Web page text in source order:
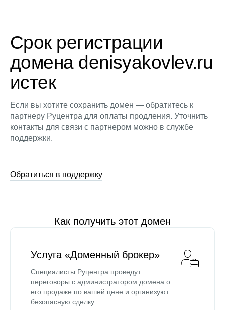
Срок регистрации
домена denisyakovlev.ru
истек
Если вы хотите сохранить домен — обратитесь к
партнеру Руцентра для оплаты продления. Уточнить
контакты для связи с партнером можно в службе
поддержки.
Обратиться в поддержку
Как получить этот домен
Услуга «Доменный брокер»
Специалисты Руцентра проведут
переговоры с администратором домена о
его продаже по вашей цене и организуют
безопасную сделку.